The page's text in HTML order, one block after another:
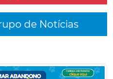
de Notícias